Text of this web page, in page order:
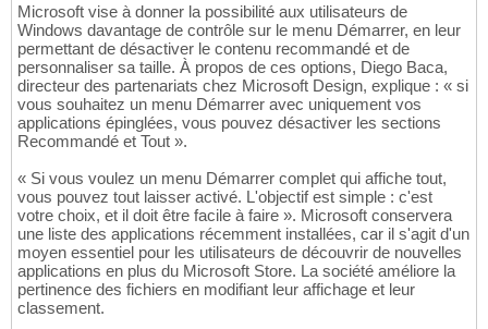
Microsoft vise à donner la possibilité aux utilisateurs de
Windows davantage de contrôle sur le menu Démarrer, en leur
permettant de désactiver le contenu recommandé et de
personnaliser sa taille. À propos de ces options, Diego Baca,
directeur des partenariats chez Microsoft Design, explique : « si
vous souhaitez un menu Démarrer avec uniquement vos
applications épinglées, vous pouvez désactiver les sections
Recommandé et Tout ».
« Si vous voulez un menu Démarrer complet qui affiche tout,
vous pouvez tout laisser activé. L'objectif est simple : c'est
votre choix, et il doit être facile à faire ». Microsoft conservera
une liste des applications récemment installées, car il s'agit d'un
moyen essentiel pour les utilisateurs de découvrir de nouvelles
applications en plus du Microsoft Store. La société améliore la
pertinence des fichiers en modifiant leur affichage et leur
classement.